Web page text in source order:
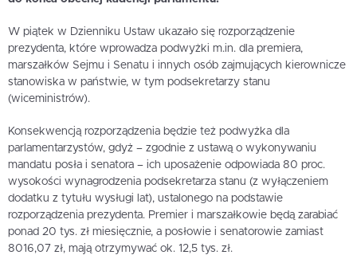
W piątek w Dzienniku Ustaw ukazało się rozporządzenie
prezydenta, które wprowadza podwyżki m.in. dla premiera,
marszałków Sejmu i Senatu i innych osób zajmujących kierownicze
stanowiska w państwie, w tym podsekretarzy stanu
(wiceministrów).
Konsekwencją rozporządzenia będzie też podwyżka dla
parlamentarzystów, gdyż – zgodnie z ustawą o wykonywaniu
mandatu posła i senatora – ich uposażenie odpowiada 80 proc.
wysokości wynagrodzenia podsekretarza stanu (z wyłączeniem
dodatku z tytułu wysługi lat), ustalonego na podstawie
rozporządzenia prezydenta. Premier i marszałkowie będą zarabiać
ponad 20 tys. zł miesięcznie, a posłowie i senatorowie zamiast
8016,07 zł, mają otrzymywać ok. 12,5 tys. zł.